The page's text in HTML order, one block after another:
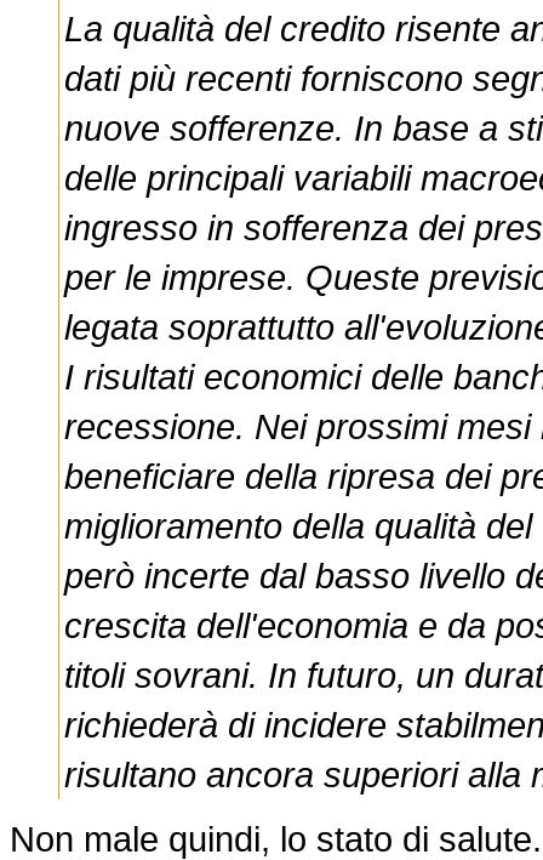
La qualità del credito risente
dati più recenti forniscono
nuove sofferenze. In base a
delle principali variabili
ingresso in sofferenza dei
per le imprese. Queste
legata soprattutto
I risultati economici delle
recessione. Nei prossimi
beneficiare della ripresa dei
miglioramento della qualità
però incerte dal basso livello
crescita dell'economia e da
titoli sovrani. In futuro, un
richiederà di incidere
risultano ancora superiori alla
Non male quindi, lo stato di